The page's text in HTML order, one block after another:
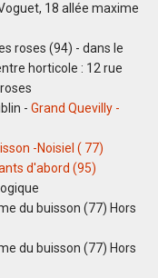
18 allée maxime
roses (94) - dans le
horticole : 12 rue
- Grand Quevilly -
-Noisiel ( 77)
d'abord (95)
du buisson (77) Hors
du buisson (77) Hors